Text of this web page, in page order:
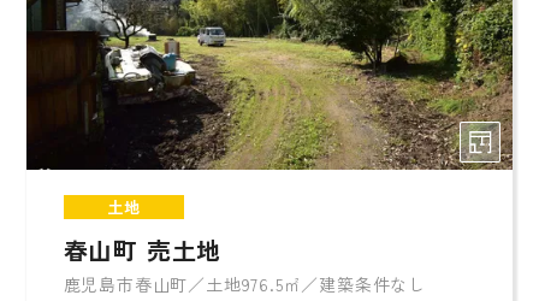
土地
春山町 売土地
鹿児島市春山町／土地976.5㎡／建築条件なし